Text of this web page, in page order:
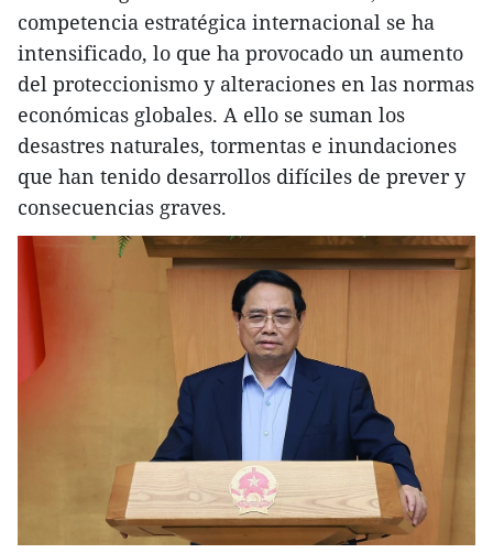
competencia estratégica internacional se ha
intensificado, lo que ha provocado un aumento
del proteccionismo y alteraciones en las normas
económicas globales. A ello se suman los
desastres naturales, tormentas e inundaciones
que han tenido desarrollos difíciles de prever y
consecuencias graves.